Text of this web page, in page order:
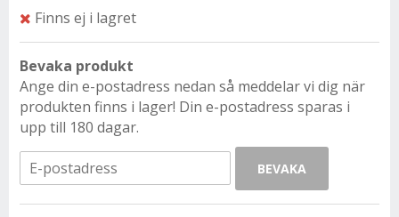
Finns ej i lagret
Bevaka produkt
Ange din e-postadress nedan så meddelar vi dig när
produkten finns i lager! Din e-postadress sparas i
upp till 180 dagar.
BEVAKA